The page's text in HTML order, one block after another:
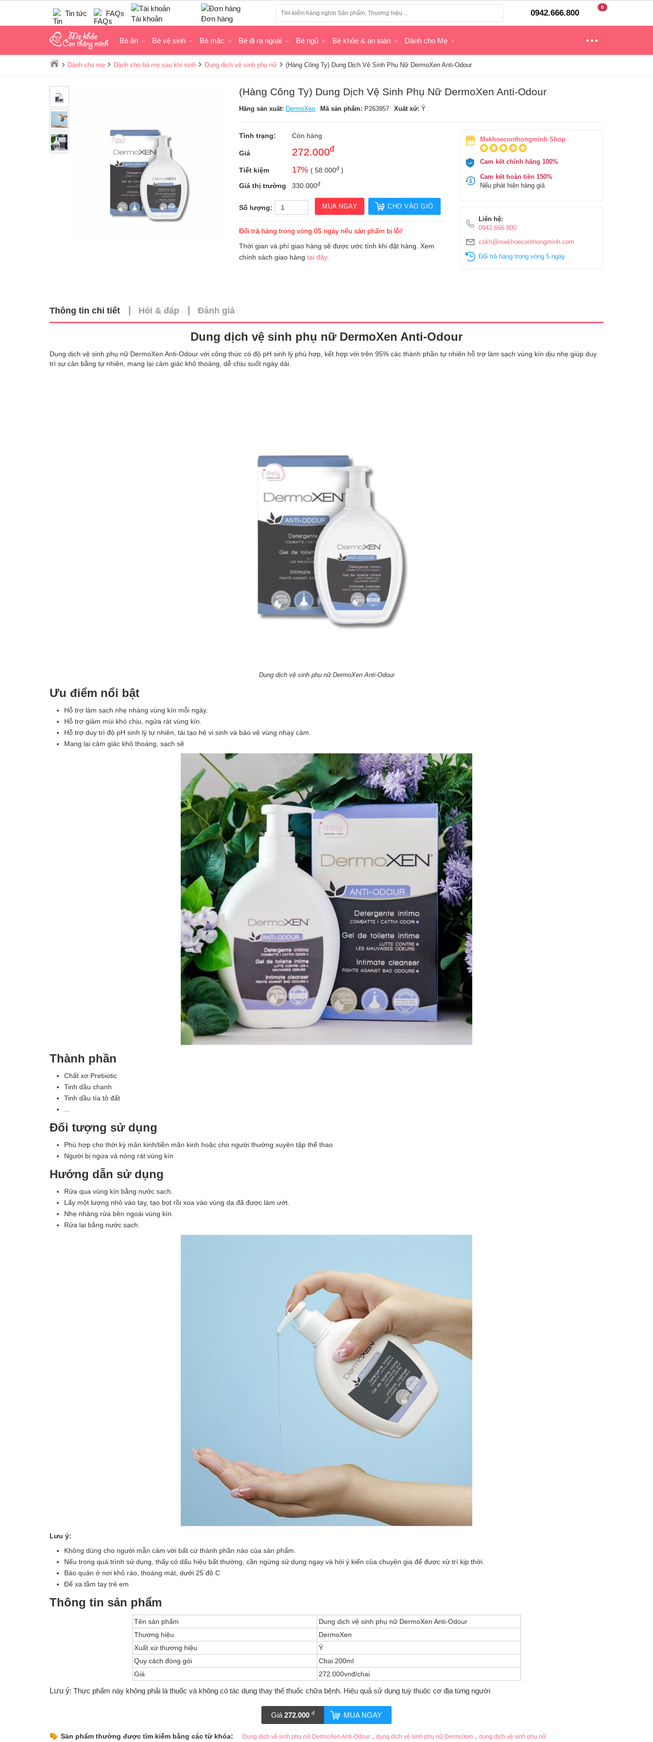
Tin tức FAQs
Tài khoản Đơn hàng
0942.666.800
0
Bé ăn Bé vệ sinh Bé mặc Bé đi ra ngoài Bé ngủ Bé khỏe & an toàn Dành cho Mẹ
Dành cho mẹ Dành cho bà mẹ sau khi sinh Dung dịch vệ sinh phụ nữ (Hàng Công Ty) Dung Dịch Vệ Sinh Phụ Nữ DermoXen Anti-Odour
(Hàng Công Ty) Dung Dịch Vệ Sinh Phụ Nữ DermoXen Anti-Odour
Hãng sản xuất: DermoXen Mã sản phẩm: P263957 Xuất xứ: Ý
Tình trạng: Còn hàng
Giá 272.000đ
Tiết kiệm 17% ( 58.000đ )
Giá thị trường
330.000đ
Số lượng: MUA NGAY CHO VÀO GIỎ
Đổi trả hàng trong vòng 05 ngày nếu sản phẩm bị lỗi!
Thời gian và phí giao hàng sẽ được ước tính khi đặt hàng. Xem
chính sách giao hàng tại đây.
Mekhoeconthongminh Shop
Cam kết chính hãng 100%
Cam kết hoàn tiền 150%
Nếu phát hiện hàng giả
Liên hệ:
0942.666.800
cskh@mekhoeconthongminh.com
Đổi trả hàng trong vòng 5 ngày
Thông tin chi tiết Hỏi & đáp Đánh giá
Dung dịch vệ sinh phụ nữ DermoXen Anti-Odour
Dung dịch vệ sinh phụ nữ DermoXen Anti-Odour với công thức có độ pH sinh lý phù hợp, kết hợp với trên 95% các thành phần tự nhiên hỗ trợ làm sạch vùng kín dịu nhẹ giúp duy
trì sự cân bằng tự nhiên, mang lại cảm giác khô thoáng, dễ chịu suốt ngày dài.
Dung dịch vệ sinh phụ nữ DermoXen Anti-Odour
Ưu điểm nổi bật
Hỗ trợ làm sạch nhẹ nhàng vùng kín mỗi ngày.
Hỗ trợ giảm mùi khó chịu, ngứa rát vùng kín.
Hỗ trợ duy trì độ pH sinh lý tự nhiên, tái tạo hệ vi sinh và bảo vệ vùng nhạy cảm.
Mang lại cảm giác khô thoáng, sạch sẽ
Thành phần
Chất xơ Prebiotic
Tinh dầu chanh
Tinh dầu tía tô đất
Đối tượng sử dụng
Phù hợp cho thời kỳ mãn kinh/tiền mãn kinh hoặc cho người thường xuyên tập thể thao
Người bị ngứa và nóng rát vùng kín
Hướng dẫn sử dụng
Rửa qua vùng kín bằng nước sạch.
Lấy một lượng nhỏ vào tay, tạo bọt rồi xoa vào vùng da đã được làm ướt.
Nhẹ nhàng rửa bên ngoài vùng kín.
Rửa lại bằng nước sạch.
Lưu ý:
Không dùng cho người mẫn cảm với bất cứ thành phần nào của sản phẩm.
Nếu trong quá trình sử dụng, thấy có dấu hiệu bất thường, cần ngừng sử dụng ngay và hỏi ý kiến của chuyên gia để được xử trí kịp thời.
Bảo quản ở nơi khô ráo, thoáng mát, dưới 25 độ C
Để xa tầm tay trẻ em
Thông tin sản phẩm
Tên sản phẩm
Dung dịch vệ sinh phụ nữ DermoXen Anti-Odour
Thương hiệu
DermoXen
Xuất xứ thương hiệu
Ý
Quy cách đóng gói
Chai 200ml
Giá
272.000vnđ/chai
Lưu ý: Thực phẩm này không phải là thuốc và không có tác dụng thay thế thuốc chữa bệnh. Hiệu quả sử dụng tuỳ thuộc cơ địa từng người
Giá 272.000 đ MUA NGAY
Sản phẩm thường được tìm kiếm bằng các từ khóa: Dung dịch vệ sinh phụ nữ DermoXen Anti-Odour dung dịch vệ sinh phụ nữ DermoXen dung dịch vệ sinh phụ nữ